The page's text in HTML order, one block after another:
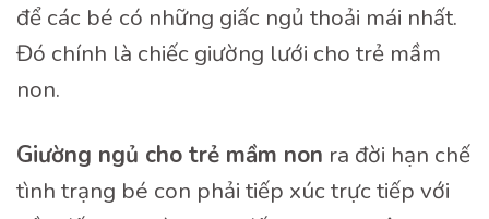
để các bé có những giấc ngủ thoải mái nhất.
Đó chính là chiếc giường lưới cho trẻ mầm
non.
Giường ngủ cho trẻ mầm non ra đời hạn chế
tình trạng bé con phải tiếp xúc trực tiếp với